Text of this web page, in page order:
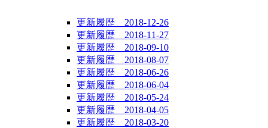
更新履歴 2018-12-26
更新履歴 2018-11-27
更新履歴 2018-09-10
更新履歴 2018-08-07
更新履歴 2018-06-26
更新履歴 2018-06-04
更新履歴 2018-05-24
更新履歴 2018-04-05
更新履歴 2018-03-20